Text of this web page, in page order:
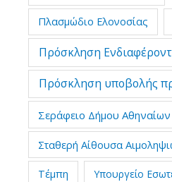
Πλασμώδιο Ελονοσίας
Πρόσκληση
Πρόσκληση υποβολής
Σεράφειο Δήμου Αθηναίων
Σταθερή Αίθουσα
Τέμπη Υπουργείο